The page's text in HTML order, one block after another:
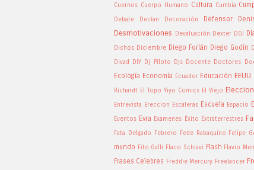
Cuernos Cuerpo Humano Cultura Cumbia
Debate
Decían Decoración Defensor
Desmotivaciones Devaluación Dexter DGI
Dichos Diciembre Diego Forlán Diego Godín
Divad
DIY Dj Piloto Djs Docente Doctores
Ecología Economía Ecuador Educación EEUU
Richardt El Topo Yiyo Comics El Viejo
Entrevista Ereccion Escaleras Escuela Espacio
Eventos Evra Examenes Éxito Extraterrestres
Fata Delgado
Febrero Fede Rabaquino Felipe
mundo Fito Galli Flaco Schiavi Flash Flavio
Frases Celebres Freddie Mercury Freelancer